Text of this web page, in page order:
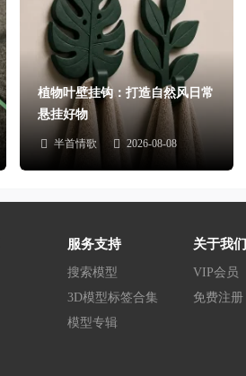
植物叶壁挂钩：打造自然风日常
悬挂好物
半首情歌 2026-08-08
服务支持
搜索模型
3D模型标签合集
模型专辑
关于我们
VIP会员
免费注册